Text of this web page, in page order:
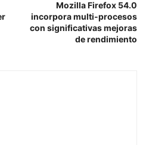
Mozilla Firefox 54.0
incorpora multi-procesos
con significativas mejoras
de rendimiento